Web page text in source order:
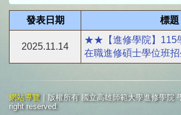
發表日期 標題
2025.11.14
★★【進修學院】115
在職進修碩士學位班
網站導覽｜版權所有 國立高雄師範大學進修學院
right reserved.